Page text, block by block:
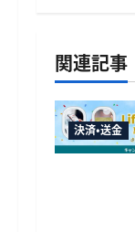
ゲ
ー
シ
関連記事
決済・送金